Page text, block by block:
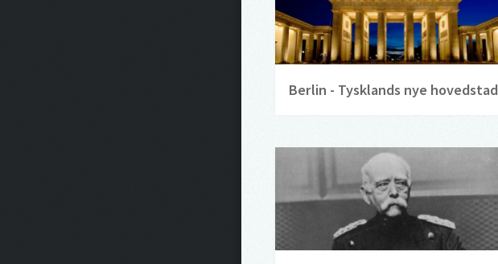
Berlin - Tysklands nye hovedstad